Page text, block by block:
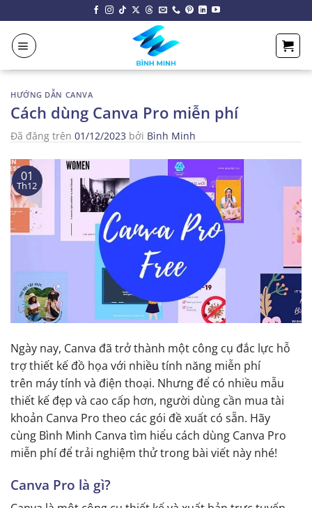
đến
nội
dung
HƯỚNG DẪN CANVA
Cách dùng Canva Pro miễn phí
Đã đăng trên 01/12/2023 bởi Bình Minh
01
Th12
Ngày nay, Canva đã trở thành một công cụ đắc lực hỗ
trợ thiết kế đồ họa với nhiều tính năng miễn phí
trên máy tính và điện thoại. Nhưng để có nhiều mẫu
thiết kế đẹp và cao cấp hơn, người dùng cần mua tài
khoản Canva Pro theo các gói đề xuất có sẵn. Hãy
cùng Bình Minh Canva tìm hiểu cách dùng Canva Pro
miễn phí để trải nghiệm thử trong bài viết này nhé!
Canva Pro là gì?